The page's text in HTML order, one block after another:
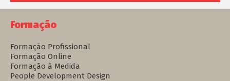
Formação
Formação Profissional
Formação Online
Formação à Medida
People Development Design